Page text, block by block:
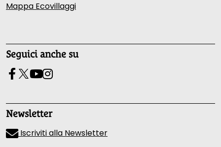
Mappa Ecovillaggi
Seguici anche su
Newsletter
Iscriviti alla Newsletter